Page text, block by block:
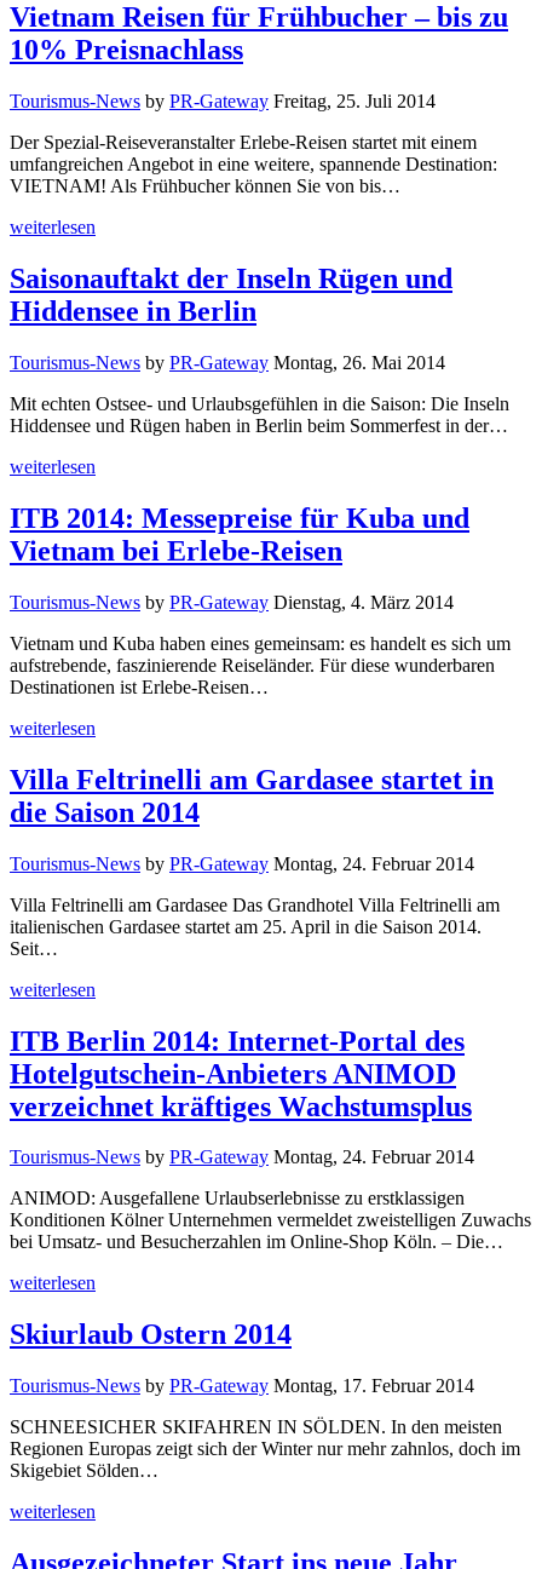
Vietnam Reisen für Frühbucher – bis zu
10% Preisnachlass
Tourismus-News by PR-Gateway Freitag, 25. Juli 2014
Der Spezial-Reiseveranstalter Erlebe-Reisen startet mit einem
umfangreichen Angebot in eine weitere, spannende Destination:
VIETNAM! Als Frühbucher können Sie von bis…
weiterlesen
Saisonauftakt der Inseln Rügen und
Hiddensee in Berlin
Tourismus-News by PR-Gateway Montag, 26. Mai 2014
Mit echten Ostsee- und Urlaubsgefühlen in die Saison: Die Inseln
Hiddensee und Rügen haben in Berlin beim Sommerfest in der…
weiterlesen
ITB 2014: Messepreise für Kuba und
Vietnam bei Erlebe-Reisen
Tourismus-News by PR-Gateway Dienstag, 4. März 2014
Vietnam und Kuba haben eines gemeinsam: es handelt es sich um
aufstrebende, faszinierende Reiseländer. Für diese wunderbaren
Destinationen ist Erlebe-Reisen…
weiterlesen
Villa Feltrinelli am Gardasee startet in
die Saison 2014
Tourismus-News by PR-Gateway Montag, 24. Februar 2014
Villa Feltrinelli am Gardasee Das Grandhotel Villa Feltrinelli am
italienischen Gardasee startet am 25. April in die Saison 2014.
Seit…
weiterlesen
ITB Berlin 2014: Internet-Portal des
Hotelgutschein-Anbieters ANIMOD
verzeichnet kräftiges Wachstumsplus
Tourismus-News by PR-Gateway Montag, 24. Februar 2014
ANIMOD: Ausgefallene Urlaubserlebnisse zu erstklassigen
Konditionen Kölner Unternehmen vermeldet zweistelligen Zuwachs
bei Umsatz- und Besucherzahlen im Online-Shop Köln. – Die…
weiterlesen
Skiurlaub Ostern 2014
Tourismus-News by PR-Gateway Montag, 17. Februar 2014
SCHNEESICHER SKIFAHREN IN SÖLDEN. In den meisten
Regionen Europas zeigt sich der Winter nur mehr zahnlos, doch im
Skigebiet Sölden…
weiterlesen